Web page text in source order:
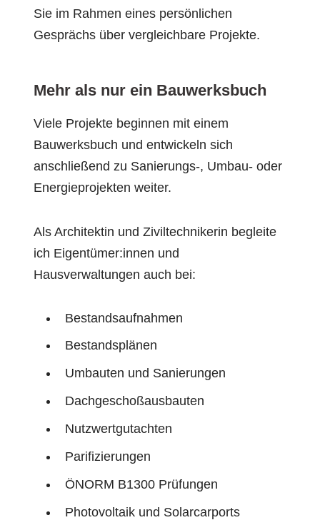
Sie im Rahmen eines persönlichen
Gesprächs über vergleichbare Projekte.
Mehr als nur ein Bauwerksbuch
Viele Projekte beginnen mit einem
Bauwerksbuch und entwickeln sich
anschließend zu Sanierungs-, Umbau- oder
Energieprojekten weiter.
Als Architektin und Ziviltechnikerin begleite
ich Eigentümer:innen und
Hausverwaltungen auch bei:
Bestandsaufnahmen
Bestandsplänen
Umbauten und Sanierungen
Dachgeschoßausbauten
Nutzwertgutachten
Parifizierungen
ÖNORM B1300 Prüfungen
Photovoltaik und Solarcarports